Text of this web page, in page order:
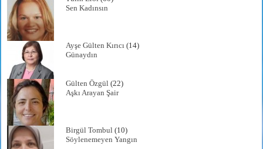
Sen Kadınsın
Ayşe Gülten Kırıcı (14)
Günaydın
Gülten Özgül (22)
Aşkı Arayan Şair
Birgül Tombul (10)
Söylenemeyen Yangın